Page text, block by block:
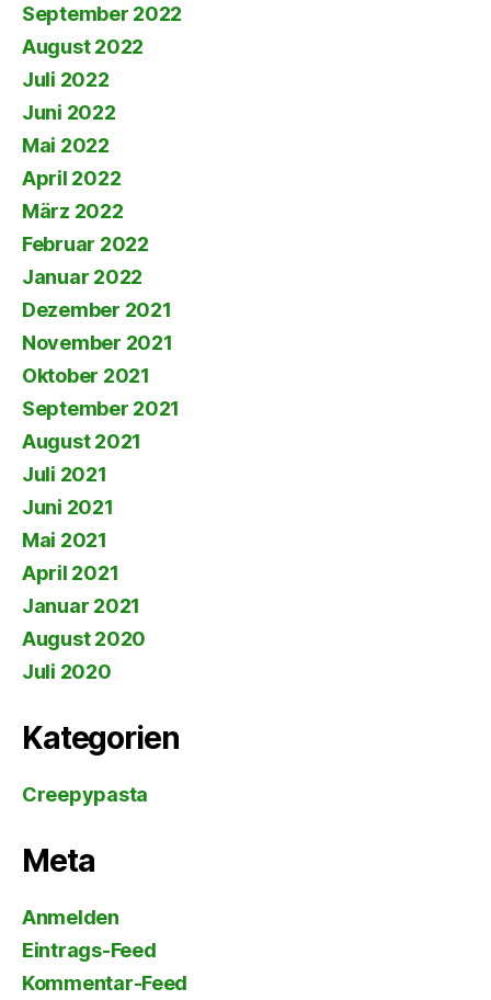
September 2022
August 2022
Juli 2022
Juni 2022
Mai 2022
April 2022
März 2022
Februar 2022
Januar 2022
Dezember 2021
November 2021
Oktober 2021
September 2021
August 2021
Juli 2021
Juni 2021
Mai 2021
April 2021
Januar 2021
August 2020
Juli 2020
Kategorien
Creepypasta
Meta
Anmelden
Eintrags-Feed
Kommentar-Feed